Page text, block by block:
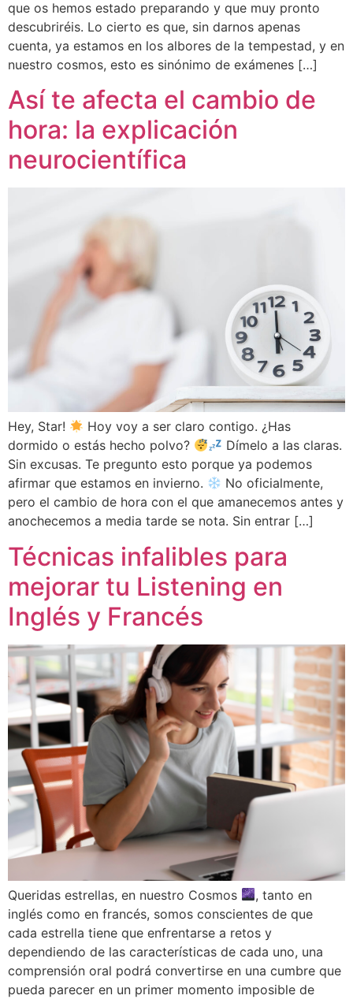
que os hemos estado preparando y que muy pronto
descubriréis. Lo cierto es que, sin darnos apenas
cuenta, ya estamos en los albores de la tempestad, y en
nuestro cosmos, esto es sinónimo de exámenes […]
Así te afecta el cambio de
hora: la explicación
neurocientífica
Hey, Star!
Hoy voy a ser claro contigo. ¿Has
dormido o estás hecho polvo?
Dímelo a las claras.
Sin excusas. Te pregunto esto porque ya podemos
afirmar que estamos en invierno.
No oficialmente,
pero el cambio de hora con el que amanecemos antes y
anochecemos a media tarde se nota. Sin entrar […]
Técnicas infalibles para
mejorar tu Listening en
Inglés y Francés
Queridas estrellas, en nuestro Cosmos
, tanto en
inglés como en francés, somos conscientes de que
cada estrella tiene que enfrentarse a retos y
dependiendo de las características de cada uno, una
comprensión oral podrá convertirse en una cumbre que
pueda parecer en un primer momento imposible de